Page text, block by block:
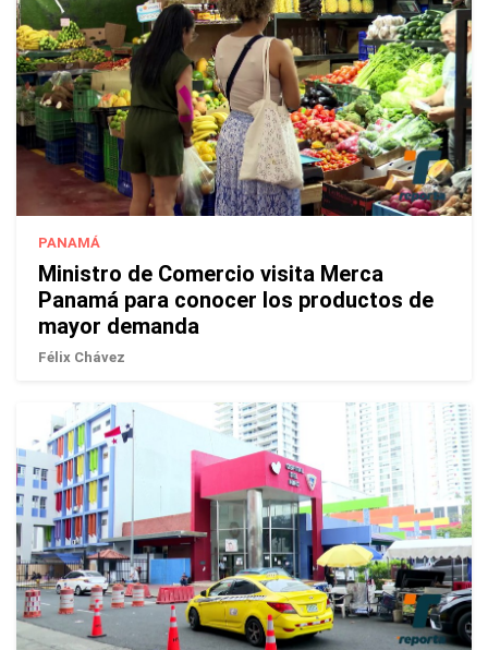
PANAMÁ
Ministro de Comercio visita Merca
Panamá para conocer los productos de
mayor demanda
Félix Chávez